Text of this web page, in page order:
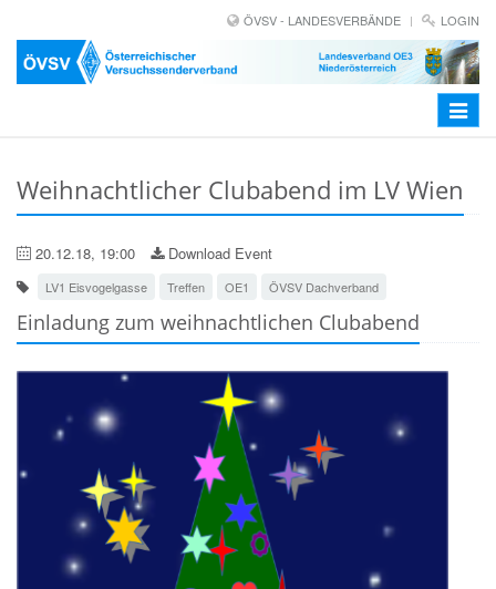
ÖVSV - LANDESVERBÄNDE LOGIN
Toggle
Weihnachtlicher Clubabend im LV Wien
20.12.18, 19:00 Download Event
LV1 Eisvogelgasse Treffen OE1 ÖVSV Dachverband
Einladung zum weihnachtlichen Clubabend